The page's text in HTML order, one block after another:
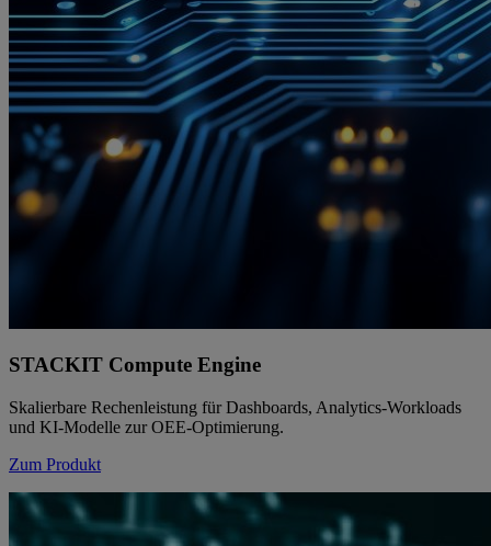
STACKIT Compute Engine
Skalierbare Rechenleistung für Dashboards, Analytics-Workloads
und KI-Modelle zur OEE-Optimierung.
Zum Produkt